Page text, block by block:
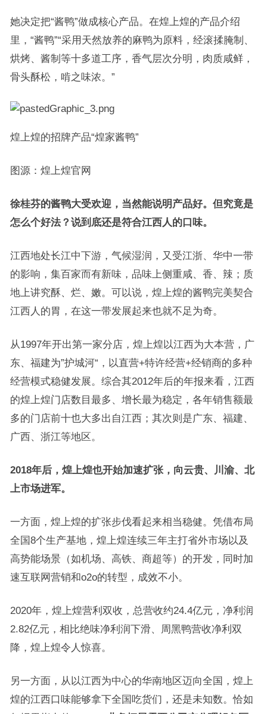
她决定把“酱鸭”做成核心产品。在煌上煌的产品介绍
里，“酱鸭”“采用天然放养的麻鸭为原料，经滚揉腌制、
烘烤、酱制等十多道工序，香气层次分明，肉质咸鲜，
骨头酥松，啃之味浓。”
煌上煌的招牌产品“煌家酱鸭”
图源：煌上煌官网
徐桂芬的酱鸭大受欢迎，当然能说明产品好。但究竟是
怎么个好法？说到底还是符合江西人的口味。
江西地处长江中下游，气候湿润，又受江浙、华中一带
的影响，集百家而有新味，品味上侧重咸、香、辣；质
地上讲究酥、烂、嫩。可以说，煌上煌的酱鸭完美契合
江西人的胃，在这一带发展起来也就不足为奇。
从1997年开出第一家分店，煌上煌以江西为大本营，广
东、福建为”护城河“，以直营+特许经营+经销商的多种
经营模式稳健发展。综合其2012年后的年报来看，江西
的煌上煌门店数目最多、增长最为稳定，各年销售额最
多的门店前十也大多出自江西；其次则是广东、福建、
广西、浙江等地区。
2018年后，煌上煌也开始加速扩张，向云贵、川渝、北
上市场进军。
一方面，煌上煌的扩张步伐看起来相当稳健。凭借布局
全国8个生产基地，煌上煌连续三年主打省外市场以及
高势能场景（如机场、高铁、商超等）的开发，同时加
速互联网营销和o2o的转型，成效不小。
2020年，煌上煌营利双收，总营收约24.4亿元，净利润
2.82亿元，相比绝味净利润下滑、周黑鸭营收净利双
降，煌上煌令人惊喜。
另一方面，从以江西为中心的华南地区迈向全国，煌上
煌的江西口味能够拿下全国吃货们，还是未知数。恰如